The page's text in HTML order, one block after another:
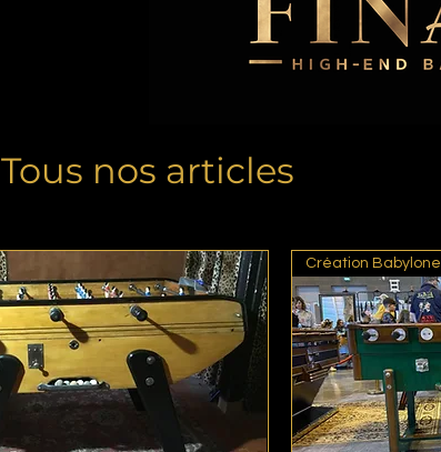
Tous nos articles
Création Babylone